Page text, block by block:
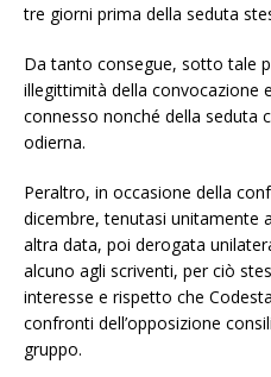
tre giorni prima della seduta
Da tanto consegue, sotto tale
illegittimità della convocazione
connesso nonché della seduta
odierna.
Peraltro, in occasione della
dicembre, tenutasi unitamente
altra data, poi derogata
alcuno agli scriventi, per ciò
interesse e rispetto che
confronti dell’opposizione
gruppo.